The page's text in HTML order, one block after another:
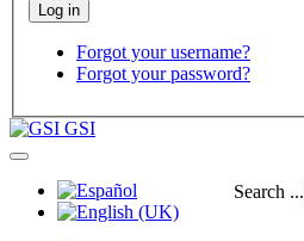
Forgot your username?
Forgot your password?
GSI
Search ...